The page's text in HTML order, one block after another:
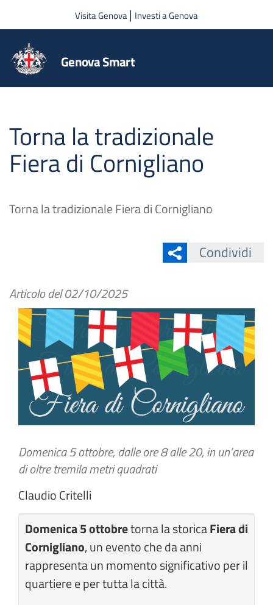
Salta al contenuto principale
Visita Genova| Investi a Genova
Genova Smart
Torna la tradizionale
Fiera di Cornigliano
Torna la tradizionale Fiera di Cornigliano
Condividi
Articolo del02/10/2025
Domenica 5 ottobre, dalle ore 8 alle 20, in un’area
di oltre tremila metri quadrati
Claudio Critelli
Domenica 5 ottobretorna la storicaFiera di
Cornigliano, un evento che da anni
rappresenta un momento significativo per il
quartiere e per tutta la città.